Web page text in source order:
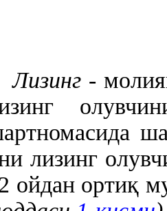
Лизинг -
лизинг
ойдан ортиқ